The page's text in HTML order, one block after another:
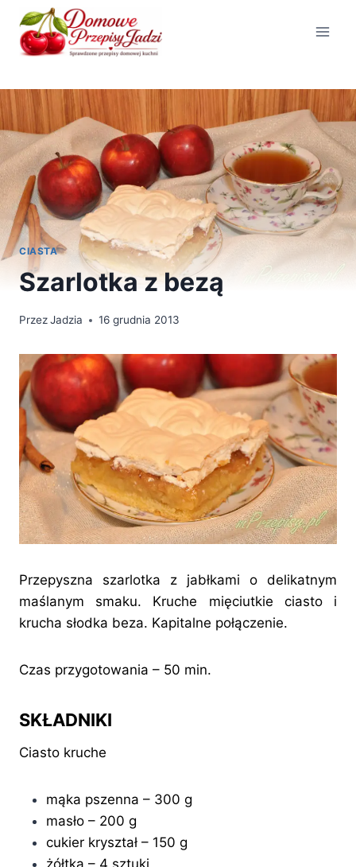
Przejdź
treści
CIASTA
Szarlotka z bezą
PrzezJadzia 16 grudnia 2013
Przepyszna szarlotka z jabłkami o delikatnym
maślanym smaku. Kruche mięciutkie ciasto i
krucha słodka beza. Kapitalne połączenie.
Czas przygotowania – 50 min.
SKŁADNIKI
Ciasto kruche
mąka pszenna – 300 g
masło – 200 g
cukier kryształ – 150 g